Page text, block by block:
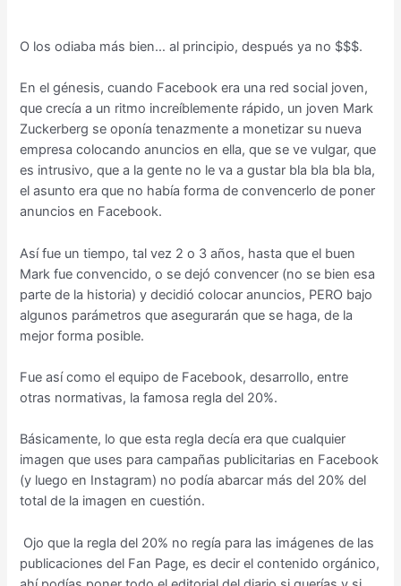
O los odiaba más bien… al principio, después ya no $$$.
En el génesis, cuando Facebook era una red social joven,
que crecía a un ritmo increíblemente rápido, un joven Mark
Zuckerberg se oponía tenazmente a monetizar su nueva
empresa colocando anuncios en ella, que se ve vulgar, que
es intrusivo, que a la gente no le va a gustar bla bla bla bla,
el asunto era que no había forma de convencerlo de poner
anuncios en Facebook.
Así fue un tiempo, tal vez 2 o 3 años, hasta que el buen
Mark fue convencido, o se dejó convencer (no se bien esa
parte de la historia) y decidió colocar anuncios, PERO bajo
algunos parámetros que asegurarán que se haga, de la
mejor forma posible.
Fue así como el equipo de Facebook, desarrollo, entre
otras normativas, la famosa regla del 20%.
Básicamente, lo que esta regla decía era que cualquier
imagen que uses para campañas publicitarias en Facebook
(y luego en Instagram) no podía abarcar más del 20% del
total de la imagen en cuestión.
Ojo que la regla del 20% no regía para las imágenes de las
publicaciones del Fan Page, es decir el contenido orgánico,